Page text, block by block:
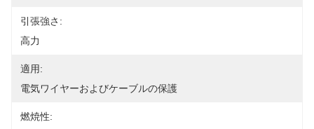
引張強さ:
高力
適用:
電気ワイヤーおよびケーブルの保護
燃焼性: